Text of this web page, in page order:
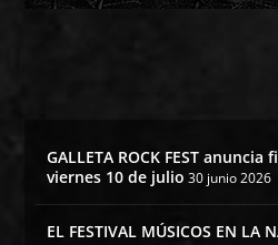
GALLETA ROCK FEST
viernes 10 de julio 30 junio 2026
EL FESTIVAL MÚSICOS EN LA